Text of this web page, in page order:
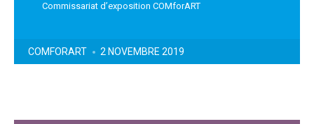
Commissariat d’exposition COMforART
POSTED
BY
COMFORART 2 NOVEMBRE 2019